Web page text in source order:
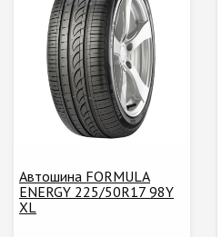
Автошина FORMULA
ENERGY 225/50R17 98Y
XL